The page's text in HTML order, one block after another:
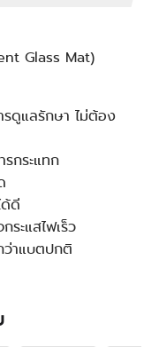
Glass Mat)
รดูแลรักษา ไม่ต้อง
กระแทก
ด้ดี
ระแสไฟเร็ว
ว่าแบตปกติ